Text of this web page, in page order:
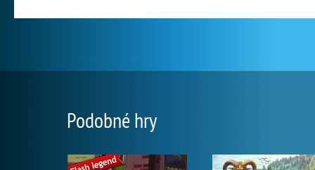
Podobné hry